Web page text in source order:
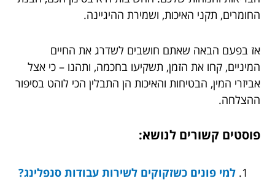
החומרים, תקני האיכות, ושמירת ההיגיינה.
אז בפעם הבאה שאתם חושבים לשדרג את החיים
המיניים, קחו את הזמן, תשקיעו בחכמה, ותהנו – כי אצל
אביזרי המין, הבטיחות והאיכות הן התבלין הכי לוהט בסיפור
ההצלחה.
פוסטים קשורים לנושא:
למי פונים כשזקוקים לשירות עבודות סנפלינג?